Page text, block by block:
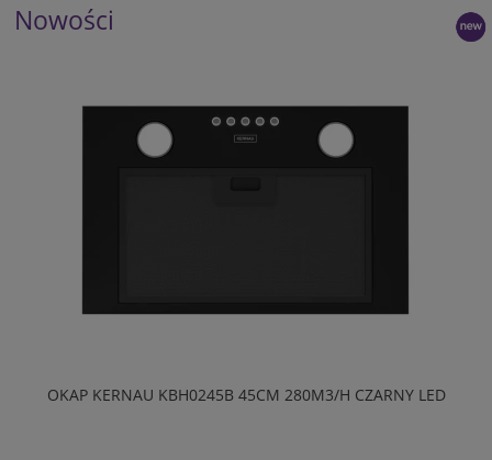
Nowości
OKAP KERNAU KBH0245B 45CM 280M3/H CZARNY LED